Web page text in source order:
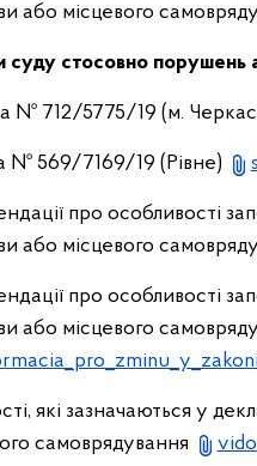
або місцевого
суду стосовно порушень
№ 712/5775/19 (м.
№ 569/7169/19 (Рівне)
про особливості
або місцевого
про особливості
або місцевого
які зазначаються у
самоврядування